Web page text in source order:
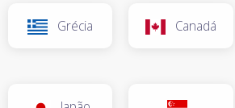
Grécia Canadá